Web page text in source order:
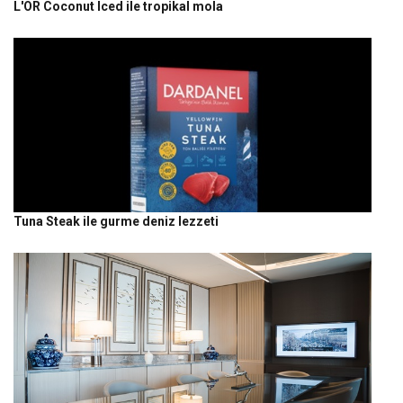
L'OR Coconut Iced ile tropikal mola
Tuna Steak ile gurme deniz lezzeti